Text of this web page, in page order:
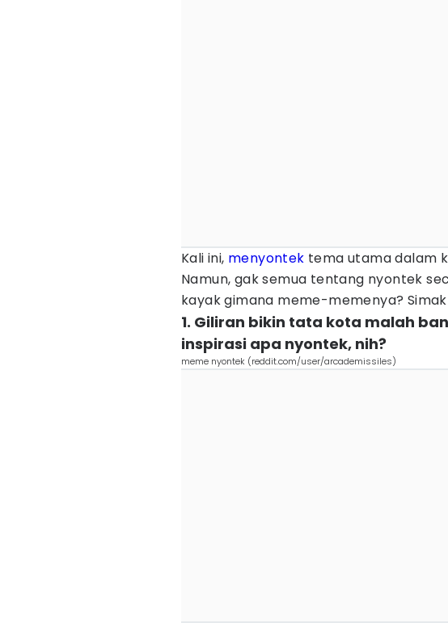
Kali ini, menyontek tema utama dalam
Namun, gak semua tentang nyontek
kayak gimana meme-memenya?
1. Giliran bikin tata kota malah
inspirasi apa nyontek, nih?
meme nyontek (reddit.com/user/arcademissiles)